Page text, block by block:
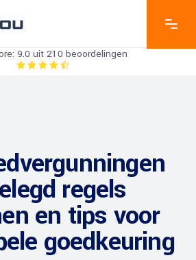
9.0 uit 210 beoordelingen
regels
en tips voor
goedkeuring